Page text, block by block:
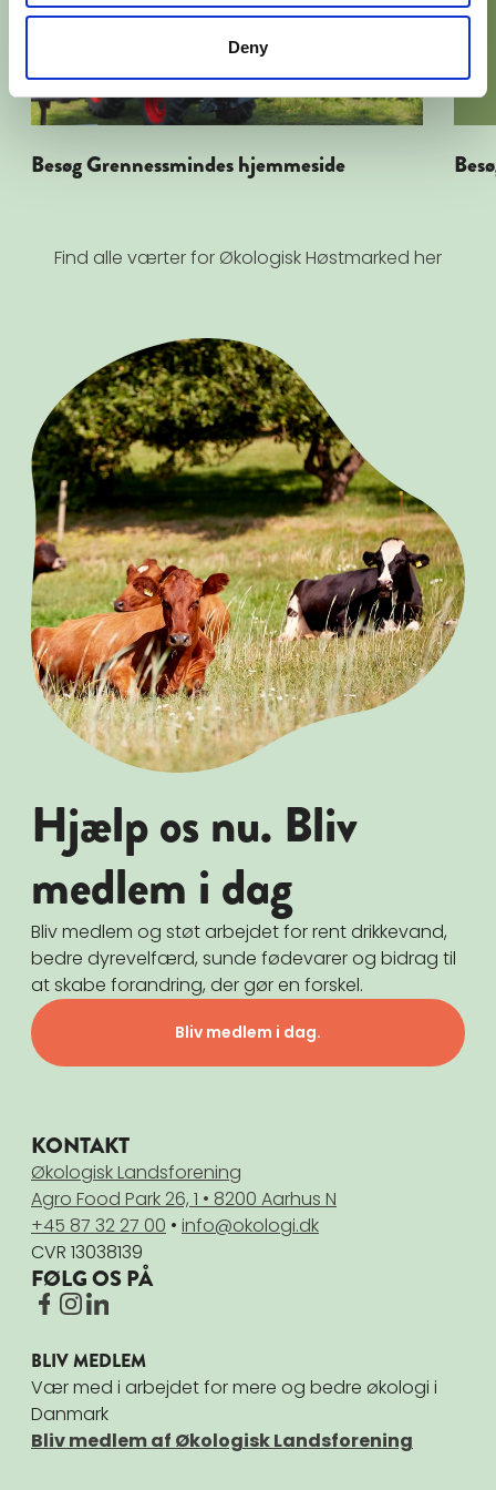
Deny
Besøg Grennessmindes hjemmeside
Find alle værter for Økologisk Høstmarked her
Hjælp os nu. Bliv
medlem i dag
Bliv medlem og støt arbejdet for rent drikkevand,
bedre dyrevelfærd, sunde fødevarer og bidrag til
at skabe forandring, der gør en forskel.
Bliv medlem i dag.
KONTAKT
Økologisk Landsforening
Agro Food Park 26, 1 • 8200 Aarhus N
+45 87 32 27 00 • info@okologi.dk
CVR 13038139
FØLG OS PÅ
BLIV MEDLEM
Vær med i arbejdet for mere og bedre økologi i
Danmark
Bliv medlem af Økologisk Landsforening